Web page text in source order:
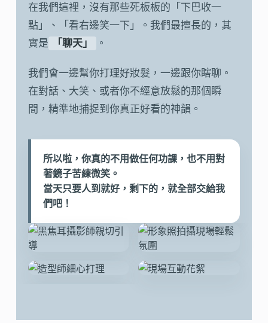
在我們這裡，沒有那些死板板的「下巴收一
點」、「看右邊笑一下」。我們最擅長的，其
實是
「聊天」 。
我們會一邊幫你打理好妝髮，一邊跟你瞎聊。
在對話、大笑、或者你不經意放鬆的那個瞬
間，精準地捕捉到你真正好看的神韻。
所以啦，你真的不用做任何功課，也不用對
著鏡子苦練微笑。
當天只要人到就好，剩下的，就全部交給我
們吧！